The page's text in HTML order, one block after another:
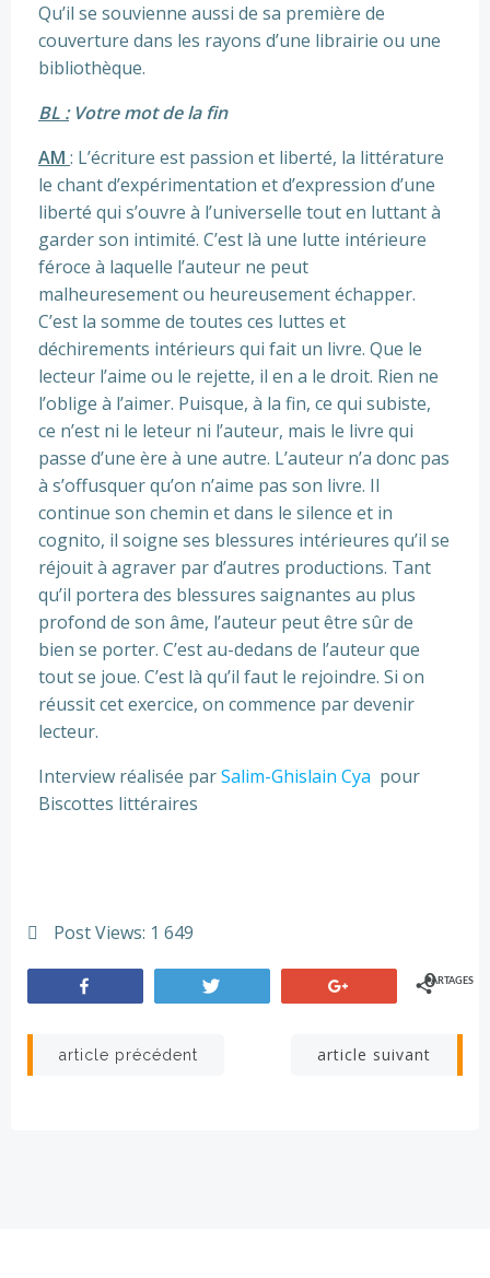
Qu’il se souvienne aussi de sa première de
couverture dans les rayons d’une librairie ou une
bibliothèque.
BL : Votre mot de la fin
AM : L’écriture est passion et liberté, la littérature
le chant d’expérimentation et d’expression d’une
liberté qui s’ouvre à l’universelle tout en luttant à
garder son intimité. C’est là une lutte intérieure
féroce à laquelle l’auteur ne peut
malheuresement ou heureusement échapper.
C’est la somme de toutes ces luttes et
déchirements intérieurs qui fait un livre. Que le
lecteur l’aime ou le rejette, il en a le droit. Rien ne
l’oblige à l’aimer. Puisque, à la fin, ce qui subiste,
ce n’est ni le leteur ni l’auteur, mais le livre qui
passe d’une ère à une autre. L’auteur n’a donc pas
à s’offusquer qu’on n’aime pas son livre. Il
continue son chemin et dans le silence et in
cognito, il soigne ses blessures intérieures qu’il se
réjouit à agraver par d’autres productions. Tant
qu’il portera des blessures saignantes au plus
profond de son âme, l’auteur peut être sûr de
bien se porter. C’est au-dedans de l’auteur que
tout se joue. C’est là qu’il faut le rejoindre. Si on
réussit cet exercice, on commence par devenir
lecteur.
Interview réalisée parSalim-Ghislain Cya pour
Biscottes littéraires
Post Views: 1 649
PARTAGES
0
article précédent article suivant